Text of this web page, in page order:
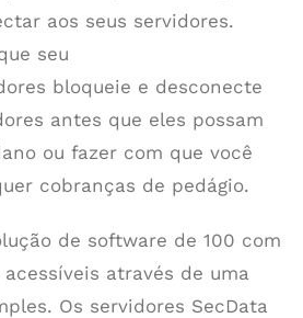
aos seus servidores.
seu
bloqueie e desconecte
antes que eles possam
ou fazer com que você
cobranças de pedágio.
de software de 100 com
através de uma
Os servidores SecData